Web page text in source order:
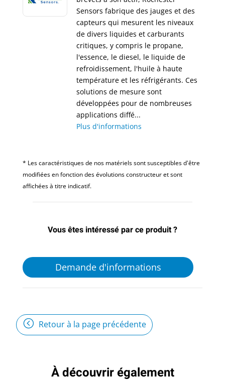
Sensors fabrique des jauges et des
capteurs qui mesurent les niveaux
de divers liquides et carburants
critiques, y compris le propane,
l'essence, le diesel, le liquide de
refroidissement, l'huile à haute
température et les réfrigérants. Ces
solutions de mesure sont
développées pour de nombreuses
applications diffé...
Plus d'informations
* Les caractéristiques de nos matériels sont susceptibles d'être
modifiées en fonction des évolutions constructeur et sont
affichées à titre indicatif.
Vous êtes intéressé par ce produit ?
Demande d'informations
Retour à la page précédente
À découvrir également